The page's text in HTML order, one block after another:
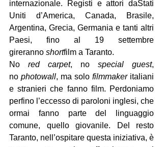
internazionale. Registi e attori daStati
Uniti d’America, Canada, Brasile,
Argentina, Grecia, Germania e tanti altri
Paesi, fino al 19 settembre
gireranno shortfilm a Taranto.
No red carpet, no special guest,
no photowall, ma solo filmmaker italiani
e stranieri che fanno film. Perdoniamo
perfino l’eccesso di paroloni inglesi, che
ormai fanno parte del linguaggio
comune, quello giovanile. Del resto
Taranto, nell’ospitare questa iniziativa, è